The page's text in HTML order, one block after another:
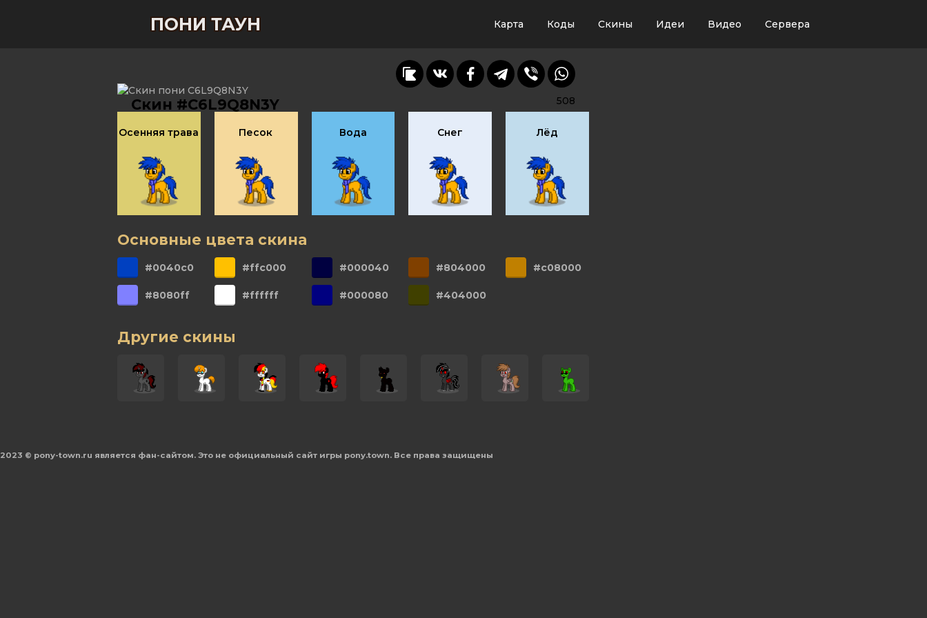
ПОНИ ТАУН Карта Коды Скины Идеи Видео Сервера
Скин #C6L9Q8N3Y 508
Осенняя трава Песок Вода Снег Лёд
Основные цвета скина
#0040c0 #ffc000 #000040 #804000 #c08000
#8080ff #ffffff #000080 #404000
Другие скины
2023 © pony-town.ru является фан-сайтом. Это не официальный сайт игры pony.town. Все права защищены